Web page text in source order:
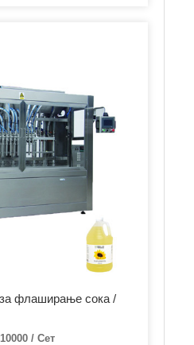
флаширање сока /
/ Сет